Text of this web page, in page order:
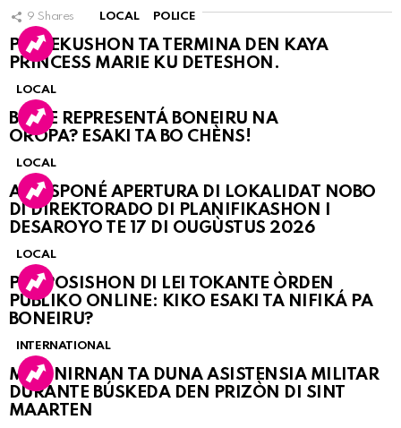
9 Shares LOCAL POLICE
PERSEKUSHON TA TERMINA DEN KAYA
PRINCESS MARIE KU DETESHON.
LOCAL
BO KE REPRESENTÁ BONEIRU NA
OROPA? ESAKI TA BO CHÈNS!
LOCAL
A POSPONÉ APERTURA DI LOKALIDAT NOBO
DI DIREKTORADO DI PLANIFIKASHON I
DESAROYO TE 17 DI OUGÙSTUS 2026
LOCAL
PROPOSISHON DI LEI TOKANTE ÒRDEN
PÚBLIKO ONLINE: KIKO ESAKI TA NIFIKÁ PA
BONEIRU?
INTERNATIONAL
MARINIRNAN TA DUNA ASISTENSIA MILITAR
DURANTE BÚSKEDA DEN PRIZÒN DI SINT
MAARTEN